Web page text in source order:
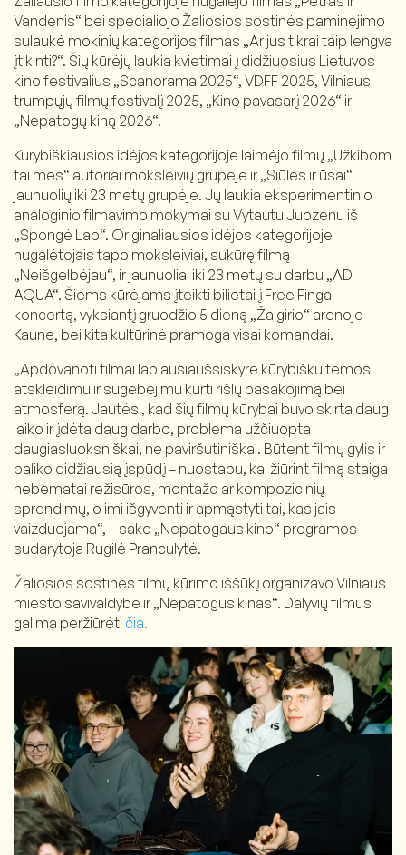
Vandenis“ bei specialiojo Žaliosios sostinės paminėjimo
sulaukė mokinių kategorijos filmas „Ar jus tikrai taip lengva
įtikinti?“. Šių kūrėjų laukia kvietimai į didžiuosius Lietuvos
kino festivalius „Scanorama 2025“, VDFF 2025, Vilniaus
trumpųjų filmų festivalį 2025, „Kino pavasarį 2026“ ir
„Nepatogų kiną 2026“.
Kūrybiškiausios idėjos kategorijoje laimėjo filmų „Užkibom
tai mes“ autoriai moksleivių grupėje ir „Siūlės ir ūsai“
jaunuolių iki 23 metų grupėje. Jų laukia eksperimentinio
analoginio filmavimo mokymai su Vytautu Juozėnu iš
„Spongė Lab“. Originaliausios idėjos kategorijoje
nugalėtojais tapo moksleiviai, sukūrę filmą
„Neišgelbėjau“, ir jaunuoliai iki 23 metų su darbu „AD
AQUA“. Šiems kūrėjams įteikti bilietai į Free Finga
koncertą, vyksiantį gruodžio 5 dieną „Žalgirio“ arenoje
Kaune, bei kita kultūrinė pramoga visai komandai.
„Apdovanoti filmai labiausiai išsiskyrė kūrybišku temos
atskleidimu ir sugebėjimu kurti rišlų pasakojimą bei
atmosferą. Jautėsi, kad šių filmų kūrybai buvo skirta daug
laiko ir įdėta daug darbo, problema užčiuopta
daugiasluoksniškai, ne paviršutiniškai. Būtent filmų gylis ir
paliko didžiausią įspūdį – nuostabu, kai žiūrint filmą staiga
nebematai režisūros, montažo ar kompozicinių
sprendimų, o imi išgyventi ir apmąstyti tai, kas jais
vaizduojama“, – sako „Nepatogaus kino“ programos
sudarytoja Rugilė Pranculytė.
Žaliosios sostinės filmų kūrimo iššūkį organizavo Vilniaus
miesto savivaldybė ir „Nepatogus kinas“. Dalyvių filmus
galima peržiūrėti čia.